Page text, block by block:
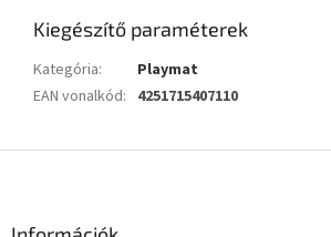
Kiegészítő paraméterek
Kategória:
Playmat
EAN vonalkód: 4251715407110